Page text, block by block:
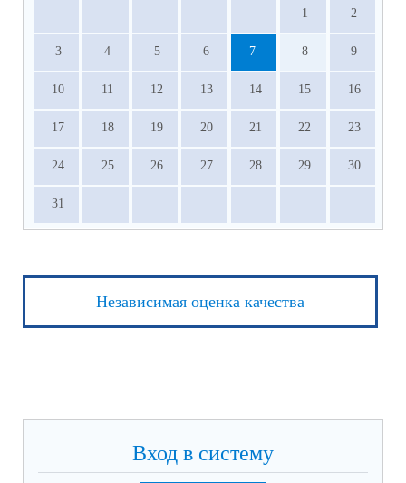
1 2
3 4 5 6 7 8 9
10 11 12 13 14 15 16
17 18 19 20 21 22 23
24 25 26 27 28 29 30
31
Независимая оценка качества
Вход в систему